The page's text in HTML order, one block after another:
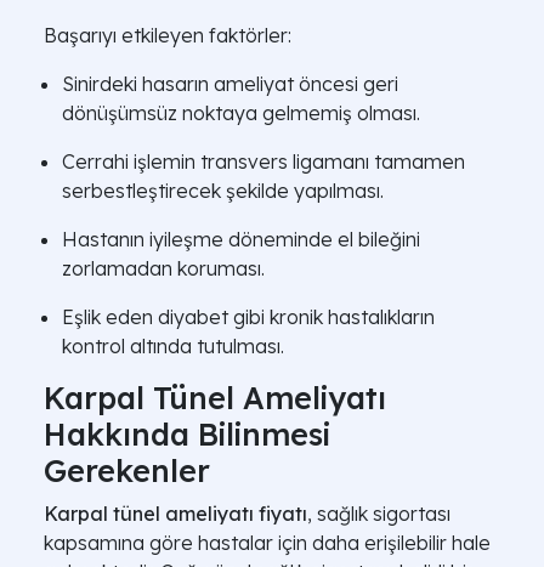
Başarıyı etkileyen faktörler:
Sinirdeki hasarın ameliyat öncesi geri
dönüşümsüz noktaya gelmemiş olması.
Cerrahi işlemin transvers ligamanı tamamen
serbestleştirecek şekilde yapılması.
Hastanın iyileşme döneminde el bileğini
zorlamadan koruması.
Eşlik eden diyabet gibi kronik hastalıkların
kontrol altında tutulması.
Karpal Tünel Ameliyatı
Hakkında Bilinmesi
Gerekenler
Karpal tünel ameliyatı fiyatı, sağlık sigortası
kapsamına göre hastalar için daha erişilebilir hale